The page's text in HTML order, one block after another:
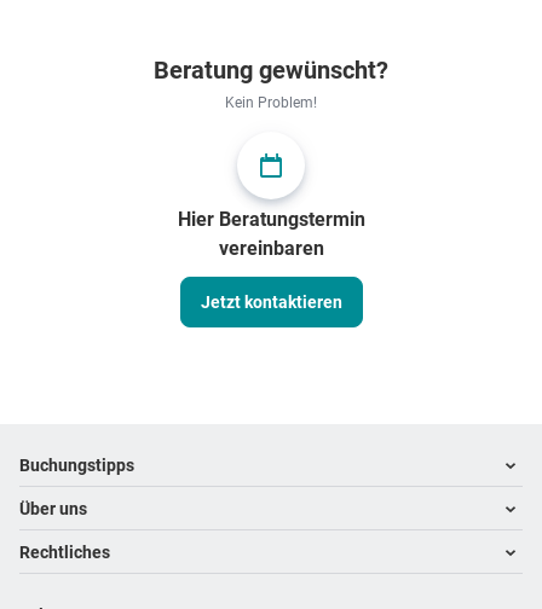
Beratung gewünscht?
Kein Problem!
Hier Beratungstermin
vereinbaren
Jetzt kontaktieren
Footer navigation
Buchungstipps
Warum im Reisebüro buchen
Hoteltipps
Reisewelten
Über uns
Kontakt
Rechtliches